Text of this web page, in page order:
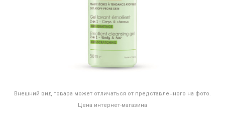
Внешний вид товара может отличаться от представленного на фото.
Цена интернет-магазина